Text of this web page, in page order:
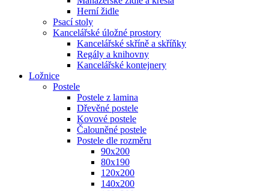
Herní židle
Psací stoly
Kancelářské úložné prostory
Kancelářské skříně a skříňky
Regály a knihovny
Kancelářské kontejnery
Ložnice
Postele
Postele z lamina
Dřevěné postele
Kovové postele
Čalouněné postele
Postele dle rozměru
90x200
80x190
120x200
140x200